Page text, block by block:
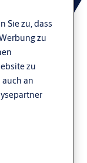
Sie zu, dass
zu
zu
an